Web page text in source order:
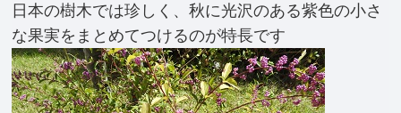
日本の樹木では珍しく、秋に光沢のある紫色の小さ
な果実をまとめてつけるのが特長です